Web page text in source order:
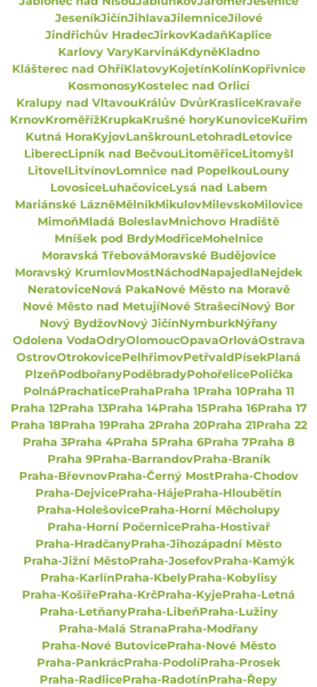
JeseníkJičínJihlavaJilemniceJílové
Jindřichův HradecJirkovKadaňKaplice
Karlovy VaryKarvináKdyněKladno
Klášterec nad OhříKlatovyKojetínKolínKopřivnice
KosmonosyKostelec nad Orlicí
Kralupy nad VltavouKrálův DvůrKrasliceKravaře
KrnovKroměřížKrupkaKrušné horyKunoviceKuřim
Kutná HoraKyjovLanškrounLetohradLetovice
LiberecLipník nad BečvouLitoměřiceLitomyšl
LitovelLitvínovLomnice nad PopelkouLouny
LovosiceLuhačoviceLysá nad Labem
Mariánské LázněMělníkMikulovMilevskoMilovice
MimoňMladá BoleslavMnichovo Hradiště
Mníšek pod BrdyModřiceMohelnice
Moravská TřebováMoravské Budějovice
Moravský KrumlovMostNáchodNapajedlaNejdek
NeratoviceNová PakaNové Město na Moravě
Nové Město nad MetujíNové StrašecíNový Bor
Nový BydžovNový JičínNymburkNýřany
Odolena VodaOdryOlomoucOpavaOrlováOstrava
OstrovOtrokovicePelhřimovPetřvaldPísekPlaná
PlzeňPodbořanyPoděbradyPohořelicePolička
PolnáPrachaticePrahaPraha 1Praha 10Praha 11
Praha 12Praha 13Praha 14Praha 15Praha 16Praha 17
Praha 18Praha 19Praha 2Praha 20Praha 21Praha 22
Praha 3Praha 4Praha 5Praha 6Praha 7Praha 8
Praha 9Praha-BarrandovPraha-Braník
Praha-BřevnovPraha-Černý MostPraha-Chodov
Praha-DejvicePraha-HájePraha-Hloubětín
Praha-HolešovicePraha-Horní Měcholupy
Praha-Horní PočernicePraha-Hostivař
Praha-HradčanyPraha-Jihozápadní Město
Praha-Jižní MěstoPraha-JosefovPraha-Kamýk
Praha-KarlínPraha-KbelyPraha-Kobylisy
Praha-KošířePraha-KrčPraha-KyjePraha-Letná
Praha-LetňanyPraha-LibeňPraha-Lužiny
Praha-Malá StranaPraha-Modřany
Praha-Nové ButovicePraha-Nové Město
Praha-PankrácPraha-PodolíPraha-Prosek
Praha-RadlicePraha-RadotínPraha-Řepy